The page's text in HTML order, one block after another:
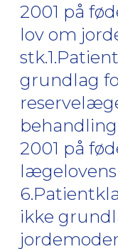
2001 på
lov om
grundlag
2001 på
lægelovens
ikke
jordemoder